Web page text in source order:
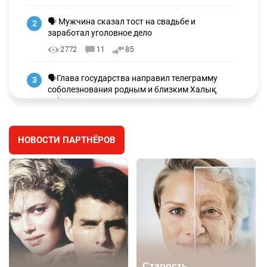
2
🗣 Мужчина сказал тост на свадьбе и
заработал уголовное дело
2772 11 85
3
🗣Глава государства направил телеграмму
соболезнования родным и близким Халық
қаһарманы Ивана Гапича
🇫🇷 Клуб ПСЖ объявил об открытии своей
футбольной академии в Астане
2634 2 39
5
🇺🇸🇯🇵 США и Япония провели совместную
интервенцию для спасения иены
2692 1 16
НОВОСТИ ПАРТНЁРОВ